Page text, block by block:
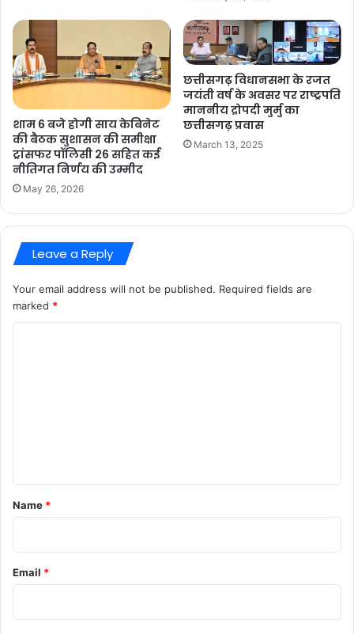
शाम 6 बजे होगी साय केबिनेट
की बैठक सुशासन की समीक्षा
ट्रांसफर पॉलिसी 26 सहित कई
नीतिगत निर्णय की उम्मीद
May 26, 2026
छत्तीसगढ़ विधानसभा के रजत
जयंती वर्ष के अवसर पर राष्ट्रपति
माननीय द्रोपदी मुर्मु का
छत्तीसगढ़ प्रवास
March 13, 2025
Leave a Reply
Your email address will not be published. Required fields are
marked *
*
Name *
Email *